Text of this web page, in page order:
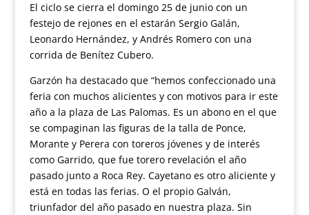
El ciclo se cierra el domingo 25 de junio con un
festejo de rejones en el estarán Sergio Galán,
Leonardo Hernández, y Andrés Romero con una
corrida de Benítez Cubero.
Garzón ha destacado que “hemos confeccionado una
feria con muchos alicientes y con motivos para ir este
año a la plaza de Las Palomas. Es un abono en el que
se compaginan las figuras de la talla de Ponce,
Morante y Perera con toreros jóvenes y de interés
como Garrido, que fue torero revelación el año
pasado junto a Roca Rey. Cayetano es otro aliciente y
está en todas las ferias. O el propio Galván,
triunfador del año pasado en nuestra plaza. Sin